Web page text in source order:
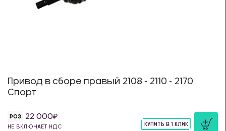
Привод в сборе правый 2108 - 2110 - 2170
Спорт
РОЗ 22 000
НЕ ВКЛЮЧАЕТ НДС
КУПИТЬ В 1 КЛИК